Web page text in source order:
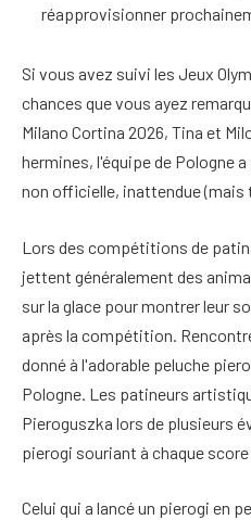
réapprovisionner
Si vous avez suivi les Jeux
chances que vous ayez
Milano Cortina 2026, Tina et
hermines, l'équipe de Pologne
non officielle, inattendue
Lors des compétitions de
jettent généralement des
sur la glace pour montrer leur
après la compétition.
donné à l'adorable peluche
Pologne. Les patineurs
Pieroguszka lors de plusieurs
pierogi souriant à chaque score
Celui qui a lancé un pierogi en